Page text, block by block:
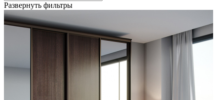
Развернуть фильтры